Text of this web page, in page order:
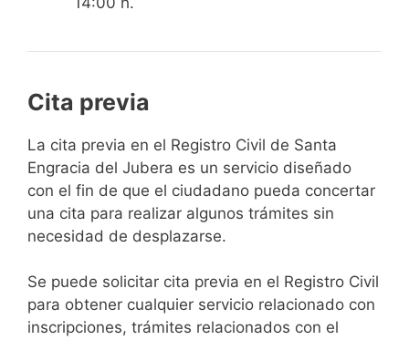
Cita previa
​​​​​​​​​​​​​​​​​​​​​​​​​​​​La cita previa en el Registro Civil de Santa
Engracia del Jubera es un servicio diseñado
con el fin de que el ciudadano pueda concertar
una cita para realizar algunos trámites sin
necesidad de desplazarse.​
Se puede solicitar cita previa en el Registro Civil
para obtener cualquier servicio relacionado con
inscripciones, trámites relacionados con el